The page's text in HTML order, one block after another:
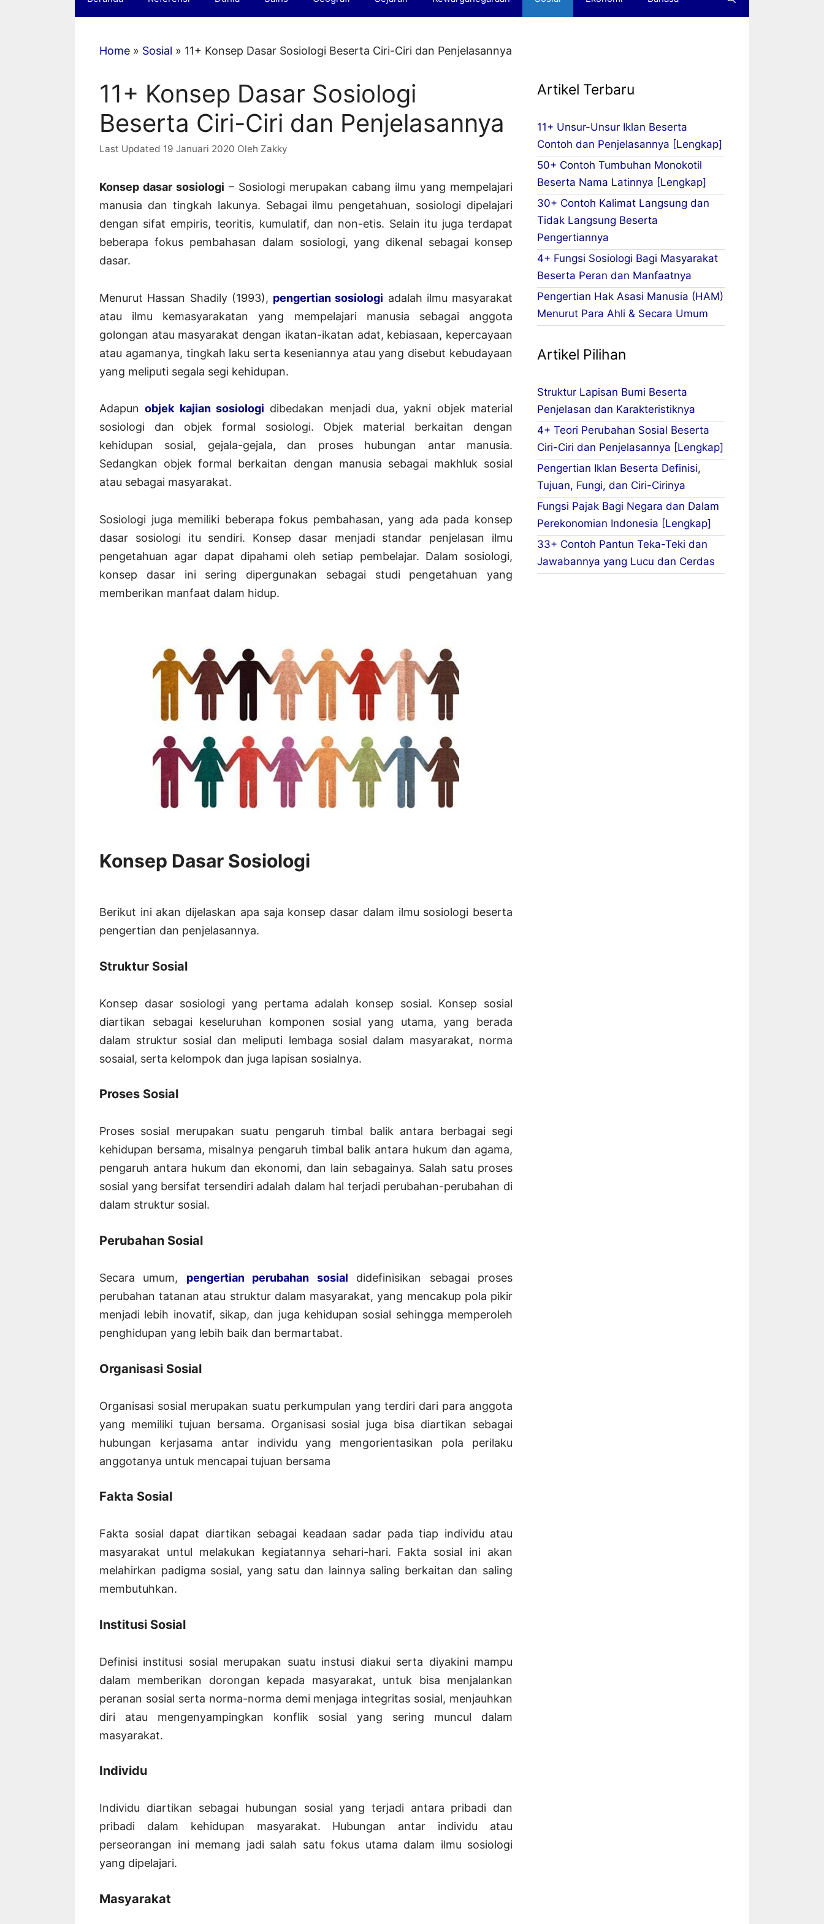
Home » Sosial » 11+ Konsep Dasar Sosiologi Beserta Ciri-Ciri dan Penjelasannya
11+ Konsep Dasar Sosiologi
Beserta Ciri-Ciri dan Penjelasannya
19 Januari 2020 Oleh Zakky
Konsep dasar sosiologi – Sosiologi merupakan cabang ilmu yang mempelajari
manusia dan tingkah lakunya. Sebagai ilmu pengetahuan, sosiologi dipelajari
dengan sifat empiris, teoritis, kumulatif, dan non-etis. Selain itu juga terdapat
beberapa fokus pembahasan dalam sosiologi, yang dikenal sebagai konsep
dasar.
Menurut Hassan Shadily (1993), pengertian sosiologi adalah ilmu masyarakat
atau ilmu kemasyarakatan yang mempelajari manusia sebagai anggota
golongan atau masyarakat dengan ikatan-ikatan adat, kebiasaan, kepercayaan
atau agamanya, tingkah laku serta keseniannya atau yang disebut kebudayaan
yang meliputi segala segi kehidupan.
Adapunobjek kajian sosiologi dibedakan menjadi dua, yakni objek material
sosiologi dan objek formal sosiologi. Objek material berkaitan dengan
kehidupan sosial, gejala-gejala, dan proses hubungan antar manusia.
Sedangkan objek formal berkaitan dengan manusia sebagai makhluk sosial
atau sebagai masyarakat.
Sosiologi juga memiliki beberapa fokus pembahasan, yang ada pada konsep
dasar sosiologi itu sendiri. Konsep dasar menjadi standar penjelasan ilmu
pengetahuan agar dapat dipahami oleh setiap pembelajar. Dalam sosiologi,
konsep dasar ini sering dipergunakan sebagai studi pengetahuan yang
memberikan manfaat dalam hidup.
Konsep Dasar Sosiologi
Berikut ini akan dijelaskan apa saja konsep dasar dalam ilmu sosiologi beserta
pengertian dan penjelasannya.
Struktur Sosial
Konsep dasar sosiologi yang pertama adalah konsep sosial. Konsep sosial
diartikan sebagai keseluruhan komponen sosial yang utama, yang berada
dalam struktur sosial dan meliputi lembaga sosial dalam masyarakat, norma
sosaial, serta kelompok dan juga lapisan sosialnya.
Proses Sosial
Proses sosial merupakan suatu pengaruh timbal balik antara berbagai segi
kehidupan bersama, misalnya pengaruh timbal balik antara hukum dan agama,
pengaruh antara hukum dan ekonomi, dan lain sebagainya. Salah satu proses
sosial yang bersifat tersendiri adalah dalam hal terjadi perubahan-perubahan di
dalam struktur sosial.
Perubahan Sosial
Secara umum, pengertian perubahan sosial didefinisikan sebagai proses
perubahan tatanan atau struktur dalam masyarakat, yang mencakup pola pikir
menjadi lebih inovatif, sikap, dan juga kehidupan sosial sehingga memperoleh
penghidupan yang lebih baik dan bermartabat.
Organisasi Sosial
Organisasi sosial merupakan suatu perkumpulan yang terdiri dari para anggota
yang memiliki tujuan bersama. Organisasi sosial juga bisa diartikan sebagai
hubungan kerjasama antar individu yang mengorientasikan pola perilaku
anggotanya untuk mencapai tujuan bersama
Fakta Sosial
Fakta sosial dapat diartikan sebagai keadaan sadar pada tiap individu atau
masyarakat untul melakukan kegiatannya sehari-hari. Fakta sosial ini akan
melahirkan padigma sosial, yang satu dan lainnya saling berkaitan dan saling
membutuhkan.
Institusi Sosial
Definisi institusi sosial merupakan suatu instusi diakui serta diyakini mampu
dalam memberikan dorongan kepada masyarakat, untuk bisa menjalankan
peranan sosial serta norma-norma demi menjaga integritas sosial, menjauhkan
diri atau mengenyampingkan konflik sosial yang sering muncul dalam
masyarakat.
Individu
Individu diartikan sebagai hubungan sosial yang terjadi antara pribadi dan
pribadi dalam kehidupan masyarakat. Hubungan antar individu atau
perseorangan ini memang jadi salah satu fokus utama dalam ilmu sosiologi
yang dipelajari.
Masyarakat
Artikel Terbaru
11+ Unsur-Unsur Iklan Beserta
Contoh dan Penjelasannya [Lengkap]
50+ Contoh Tumbuhan Monokotil
Beserta Nama Latinnya [Lengkap]
30+ Contoh Kalimat Langsung dan
Tidak Langsung Beserta
Pengertiannya
4+ Fungsi Sosiologi Bagi Masyarakat
Beserta Peran dan Manfaatnya
Pengertian Hak Asasi Manusia (HAM)
Menurut Para Ahli & Secara Umum
Artikel Pilihan
Struktur Lapisan Bumi Beserta
Penjelasan dan Karakteristiknya
4+ Teori Perubahan Sosial Beserta
Ciri-Ciri dan Penjelasannya [Lengkap]
Pengertian Iklan Beserta Definisi,
Tujuan, Fungi, dan Ciri-Cirinya
Fungsi Pajak Bagi Negara dan Dalam
Perekonomian Indonesia [Lengkap]
33+ Contoh Pantun Teka-Teki dan
Jawabannya yang Lucu dan Cerdas